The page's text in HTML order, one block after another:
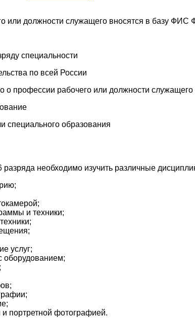
или должности служащего вносятся в базу ФИС
специальности
по всей России
о профессии рабочего или должности служащего
специального образования
необходимо изучить различные
и техники;
услуг;
оборудованием;
портретной фотографией.